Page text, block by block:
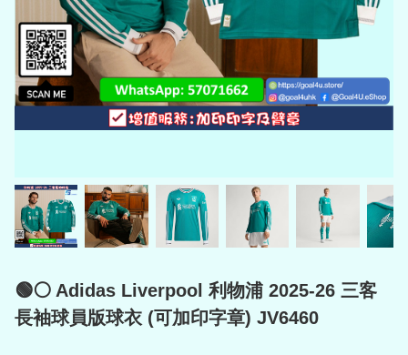
🟢⚪ Adidas Liverpool 利物浦 2025-26 三客
長袖球員版球衣 (可加印字章) JV6460